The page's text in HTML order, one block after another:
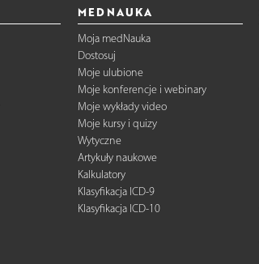
MEDNAUKA
Moja medNauka
Dostosuj
Moje ulubione
Moje konferencje i webinary
Moje wykłady video
Moje kursy i quizy
Wytyczne
Artykuły naukowe
Kalkulatory
Klasyfikacja ICD-9
Klasyfikacja ICD-10